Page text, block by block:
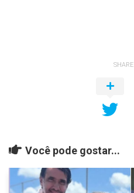
SHARE
Você pode gostar...